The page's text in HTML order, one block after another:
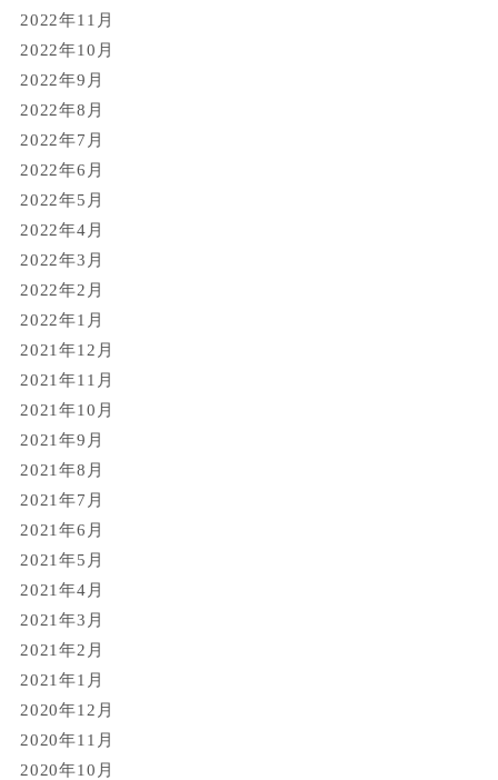
2022年11月
2022年10月
2022年9月
2022年8月
2022年7月
2022年6月
2022年5月
2022年4月
2022年3月
2022年2月
2022年1月
2021年12月
2021年11月
2021年10月
2021年9月
2021年8月
2021年7月
2021年6月
2021年5月
2021年4月
2021年3月
2021年2月
2021年1月
2020年12月
2020年11月
2020年10月